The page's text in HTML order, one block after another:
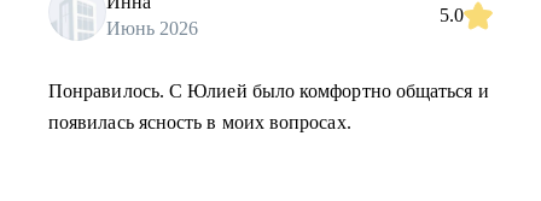
Июнь 2026
5.0
Понравилось. С Юлией было комфортно общаться и
появилась ясность в моих вопросах.